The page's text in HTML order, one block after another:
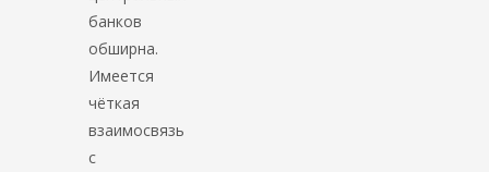
банков
обширна.
Имеется
чёткая
взаимосвязь
с